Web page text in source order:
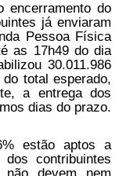
encerramento do
já enviaram
Pessoa Física
as 17h49 do dia
30.011.986
total esperado,
a entrega dos
dias do prazo.
estão aptos a
dos contribuintes